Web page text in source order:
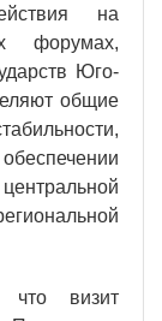
на
форумах,
Юго-
общие
что визит